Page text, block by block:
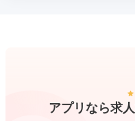
アプリなら求